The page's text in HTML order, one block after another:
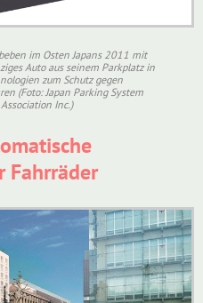
im Osten Japans 2011 mit
Auto aus seinem Parkplatz in
zum Schutz gegen
(Foto: Japan Parking System
Inc.)
Fahrräder